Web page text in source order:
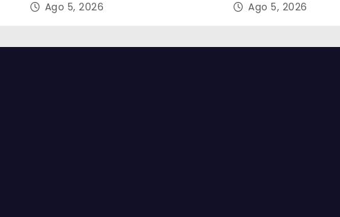
$1.600 millones*
Ago 5, 2026
proceso de
Ago 5, 2026